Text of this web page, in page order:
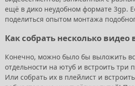
ещё в дико неудобном формате 3gp.
поделиться опытом монтажа
Как собрать несколько видео
Конечно, можно было бы выложить
отдельности на ютуб и встроить три
Или собрать их в плейлист и